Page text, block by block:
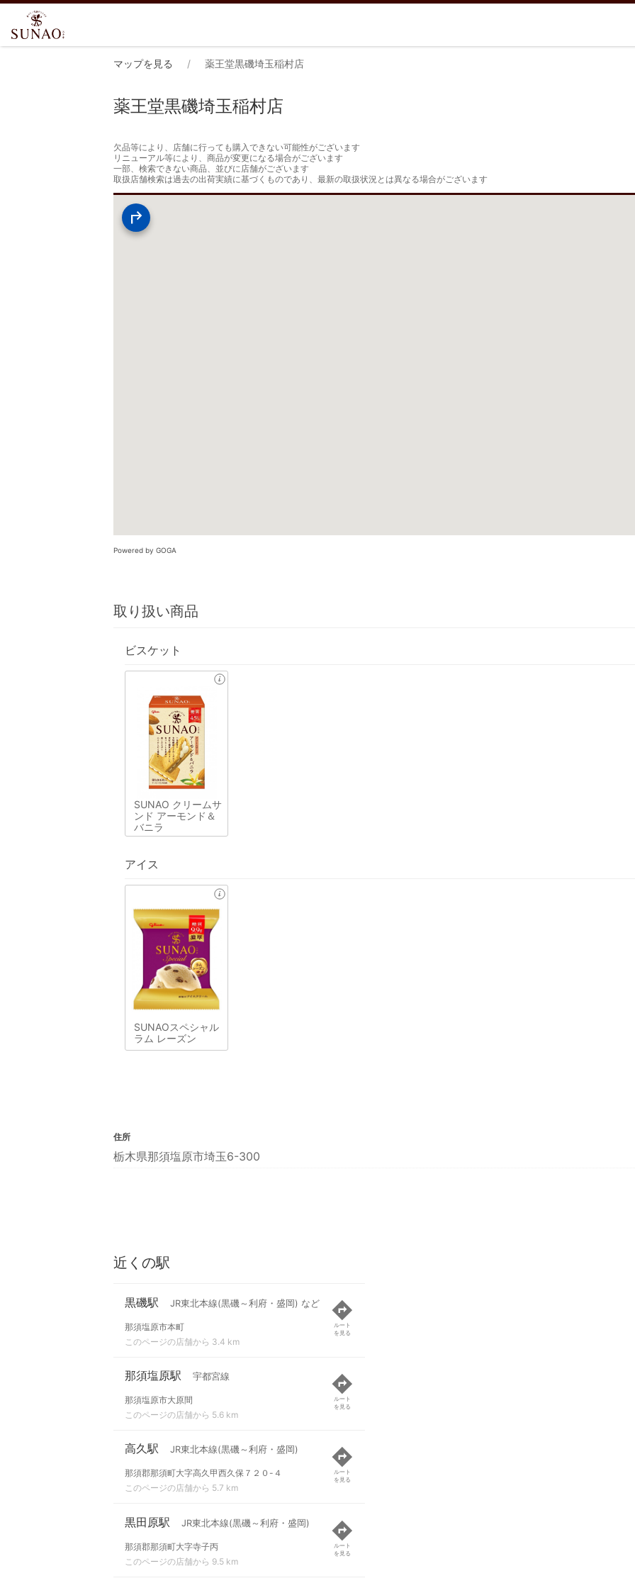
マップを見る 薬王堂黒磯埼玉稲村店
薬王堂黒磯埼玉稲村店
欠品等により、店舗に行っても購入できない可能性がございます
リニューアル等により、商品が変更になる場合がございます
一部、検索できない商品、並びに店舗がございます
取扱店舗検索は過去の出荷実績に基づくものであり、最新の取扱状況とは異なる場合がございます
Powered by GOGA
取り扱い商品
ビスケット
SUNAO クリームサ
ンド アーモンド＆
バニラ
アイス
SUNAOスペシャル
ラム レーズン
住所
栃木県那須塩原市埼玉6-300
近くの駅
黒磯駅 JR東北本線(黒磯～利府・盛岡) など
那須塩原市本町
このページの店舗から 3.4 km
ルート
を見る
那須塩原駅 宇都宮線
那須塩原市大原間
このページの店舗から 5.6 km
ルート
を見る
高久駅 JR東北本線(黒磯～利府・盛岡)
那須郡那須町大字高久甲西久保７２０-４
このページの店舗から 5.7 km
ルート
を見る
黒田原駅 JR東北本線(黒磯～利府・盛岡)
那須郡那須町大字寺子丙
このページの店舗から 9.5 km
ルート
を見る